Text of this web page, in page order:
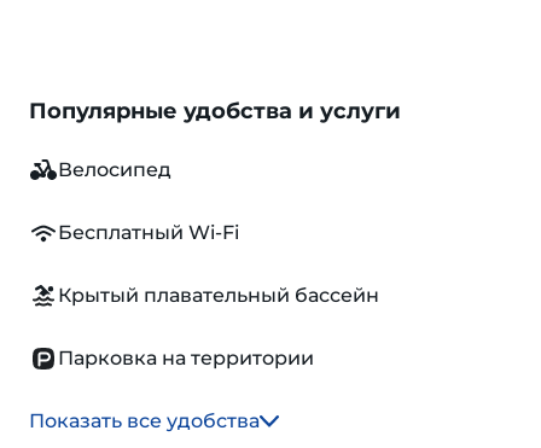
Популярные удобства и услуги
Велосипед
Бесплатный Wi-Fi
Крытый плавательный бассейн
Парковка на территории
Показать все удобства